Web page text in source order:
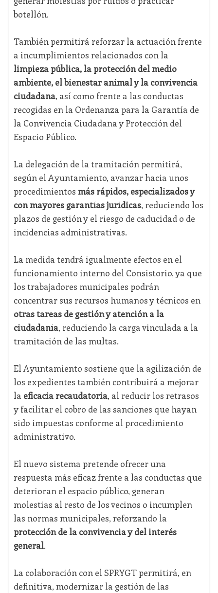
botellón.
También permitirá reforzar la actuación frente
a incumplimientos relacionados con la
limpieza pública, la protección del medio
ambiente, el bienestar animal y la convivencia
ciudadana, así como frente a las conductas
recogidas en la Ordenanza para la Garantía de
la Convivencia Ciudadana y Protección del
Espacio Público.
La delegación de la tramitación permitirá,
según el Ayuntamiento, avanzar hacia unos
procedimientos más rápidos, especializados y
con mayores garantías jurídicas, reduciendo los
plazos de gestión y el riesgo de caducidad o de
incidencias administrativas.
La medida tendrá igualmente efectos en el
funcionamiento interno del Consistorio, ya que
los trabajadores municipales podrán
concentrar sus recursos humanos y técnicos en
otras tareas de gestión y atención a la
ciudadanía, reduciendo la carga vinculada a la
tramitación de las multas.
El Ayuntamiento sostiene que la agilización de
los expedientes también contribuirá a mejorar
la eficacia recaudatoria, al reducir los retrasos
y facilitar el cobro de las sanciones que hayan
sido impuestas conforme al procedimiento
administrativo.
El nuevo sistema pretende ofrecer una
respuesta más eficaz frente a las conductas que
deterioran el espacio público, generan
molestias al resto de los vecinos o incumplen
las normas municipales, reforzando la
protección de la convivencia y del interés
general.
La colaboración con el SPRYGT permitirá, en
definitiva, modernizar la gestión de las